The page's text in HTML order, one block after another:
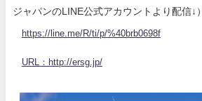
ジャパンのLINE公式アカウントより配信↓）
https://line.me/R/ti/p/%40brb0698f
URL：http://ersg.jp/